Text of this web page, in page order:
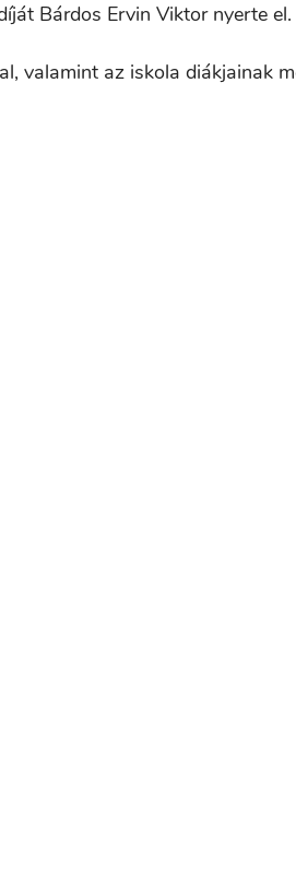
Bárdos Ervin Viktor nyerte el.
valamint az iskola diákjainak